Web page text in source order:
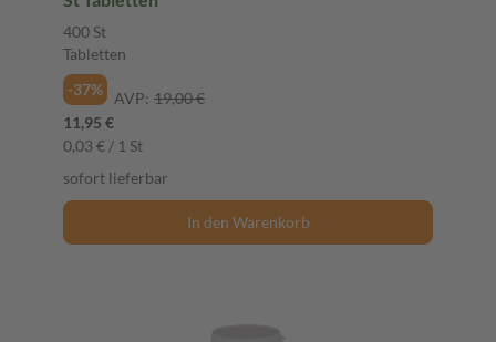
400 St
Tabletten
-37%
AVP: 19,00 €
11,95 €
0,03 € / 1 St
sofort lieferbar
In den Warenkorb